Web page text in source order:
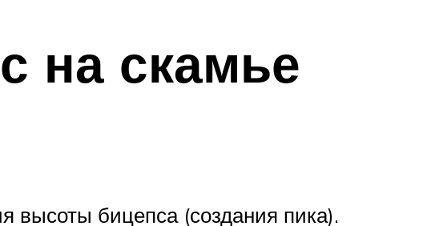
на скамье
высоты бицепса (создания пика).